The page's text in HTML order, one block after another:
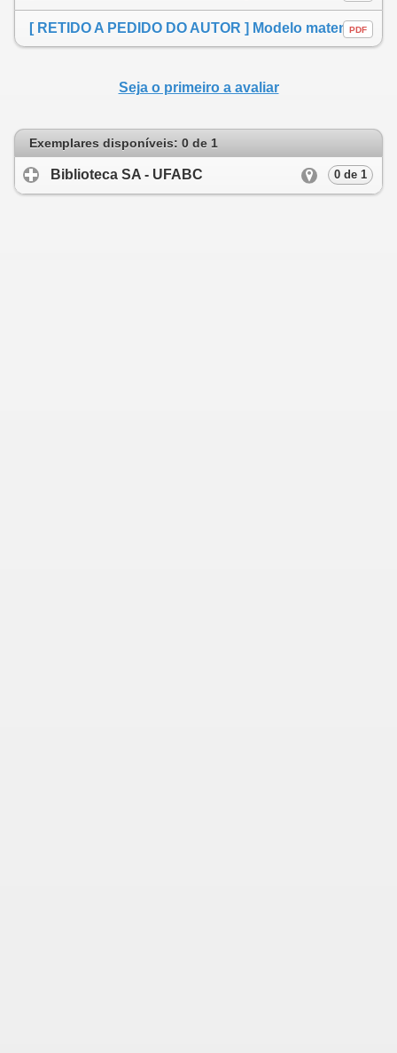
[ RETIDO A PEDIDO DO AUTOR ] Modelo matemático para o estudo de doenças de transmissÂ¿ao indireta via Tabanus Tanamus (Mutuca)
PDF
Seja o primeiro a avaliar
Exemplares disponíveis: 0 de 1
Biblioteca SA - UFABC 0 de 1
click to expand